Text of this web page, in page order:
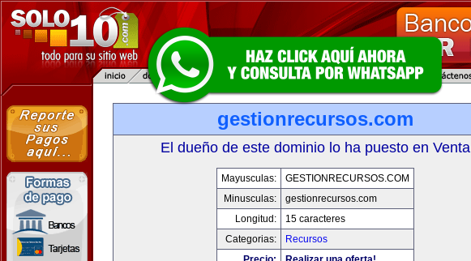
gestionrecursos.com
El dueño de este dominio lo ha puesto en Venta
Mayusculas:
GESTIONRECURSOS.COM
Minusculas:
gestionrecursos.com
Longitud:
15 caracteres
Categorias:
Recursos